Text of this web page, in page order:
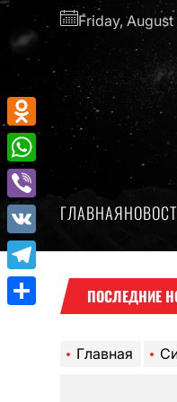
Перейти
содержимому
Friday,
ГЛАВНАЯ
ПОСЛЕДНИЕ
Главная
Odnoklassniki
WhatsApp
Viber
VK
Telegram
Отправить